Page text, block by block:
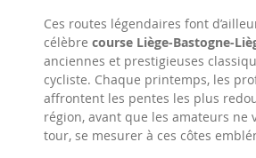
Ces routes légendaires font
célèbre course Liège-Bastogne-
anciennes et prestigieuses
cycliste. Chaque printemps, les
affrontent les pentes les plus
région, avant que les amateurs ne
tour, se mesurer à ces côtes